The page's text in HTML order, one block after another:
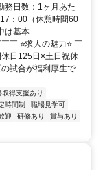
務日数：1ヶ月あた
：00（休憩時間60
基本...
￣ ⭐求人の魅力⭐ ￣
日125日×土日祝休
試合が福利厚生で
取得支援あり
時間制
職場見学可
迎 研修あり
賞与あり